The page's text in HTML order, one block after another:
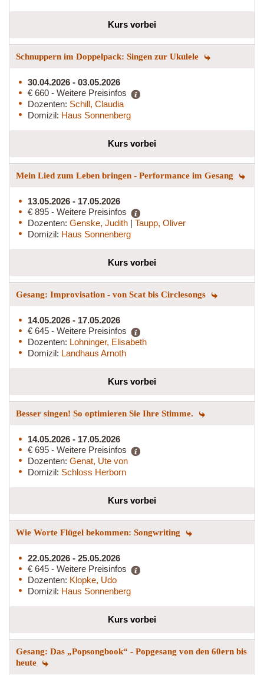
Kurs vorbei
Schnuppern im Doppelpack: Singen zur Ukulele
30.04.2026 - 03.05.2026
€ 660 - Weitere Preisinfos
Dozenten: Schill, Claudia
Domizil: Haus Sonnenberg
Kurs vorbei
Mein Lied zum Leben bringen - Performance im Gesang
13.05.2026 - 17.05.2026
€ 895 - Weitere Preisinfos
Dozenten: Genske, Judith | Taupp, Oliver
Domizil: Haus Sonnenberg
Kurs vorbei
Gesang: Improvisation - von Scat bis Circlesongs
14.05.2026 - 17.05.2026
€ 645 - Weitere Preisinfos
Dozenten: Lohninger, Elisabeth
Domizil: Landhaus Arnoth
Kurs vorbei
Besser singen! So optimieren Sie Ihre Stimme.
14.05.2026 - 17.05.2026
€ 695 - Weitere Preisinfos
Dozenten: Genat, Ute von
Domizil: Schloss Herborn
Kurs vorbei
Wie Worte Flügel bekommen: Songwriting
22.05.2026 - 25.05.2026
€ 645 - Weitere Preisinfos
Dozenten: Klopke, Udo
Domizil: Haus Sonnenberg
Kurs vorbei
Gesang: Das „Popsongbook“ - Popgesang von den 60ern bis
heute